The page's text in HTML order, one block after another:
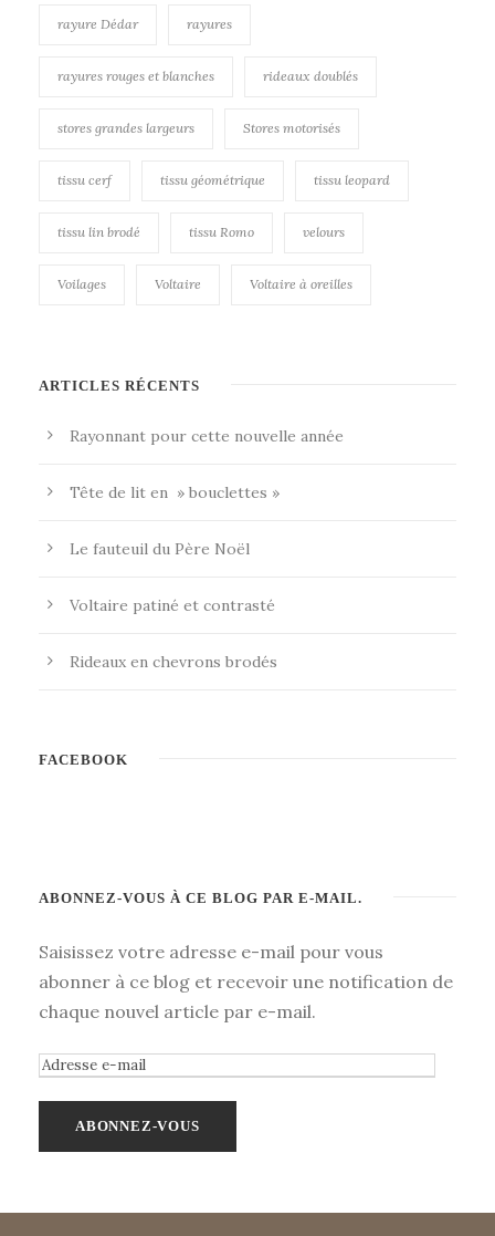
rayure Dédar rayures
rayures rouges et blanches rideaux doublés
stores grandes largeurs Stores motorisés
tissu cerf tissu géométrique tissu leopard
tissu lin brodé tissu Romo velours
Voilages Voltaire Voltaire à oreilles
ARTICLES RÉCENTS
Rayonnant pour cette nouvelle année
Tête de lit en » bouclettes »
Le fauteuil du Père Noël
Voltaire patiné et contrasté
Rideaux en chevrons brodés
FACEBOOK
ABONNEZ-VOUS À CE BLOG PAR E-MAIL.
Saisissez votre adresse e-mail pour vous
abonner à ce blog et recevoir une notification de
chaque nouvel article par e-mail.
A
e
s